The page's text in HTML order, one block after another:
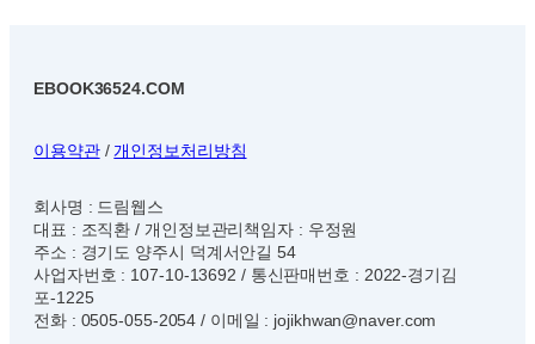
EBOOK36524.COM
이용약관/ 개인정보처리방침
회사명 : 드림웹스
대표 : 조직환 / 개인정보관리책임자 : 우정원
주소 : 경기도 양주시 덕계서안길 54
사업자번호 : 107-10-13692 / 통신판매번호 : 2022-경기김
포-1225
전화 : 0505-055-2054 / 이메일 : jojikhwan@naver.com